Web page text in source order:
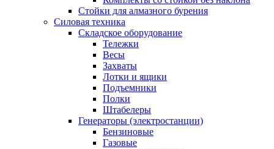
Стойки для алмазного бурения
Силовая техника
Складское оборудование
Тележки
Весы
Захваты
Лотки и ящики
Подъемники
Полки
Штабелеры
Генераторы (электростанции)
Бензиновые
Газовые